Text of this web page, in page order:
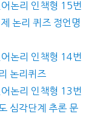
논리 인책형 15번
논리 퀴즈 정언명
논리 인책형 14번
논리퀴즈
논리 인책형 13번
심각단계 추론 문